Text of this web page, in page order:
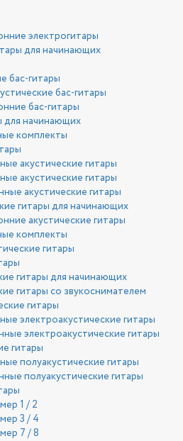
электрогитары
для начинающих
бас-гитары
бас-гитары
бас-гитары
для начинающих
комплекты
акустические гитары
акустические гитары
акустические гитары
гитары для начинающих
акустические гитары
комплекты
гитары
гитары для начинающих
гитары со звукоснимателем
гитары
электроакустические гитары
электроакустические гитары
гитары
полуакустические гитары
полуакустические гитары
1 / 2
3 / 4
7 / 8